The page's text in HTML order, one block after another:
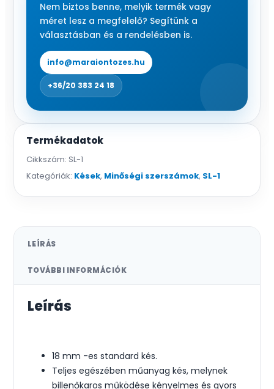
mennyiség
Nem biztos benne, melyik termék vagy
méret lesz a megfelelő? Segítünk a
választásban és a rendelésben is.
info@maraiontozes.hu
+36/20 383 24 18
Termékadatok
Cikkszám: SL-1
Kategóriák: Kések, Minőségi szerszámok, SL-1
LEÍRÁS
TOVÁBBI INFORMÁCIÓK
Leírás
18 mm -es standard kés.
Teljes egészében műanyag kés, melynek
billenőkaros működése kényelmes és gyors